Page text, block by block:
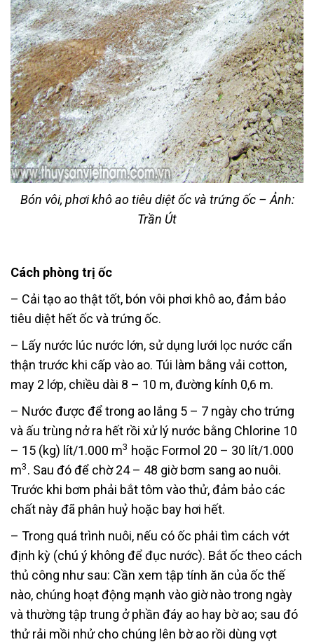
Bón vôi, phơi khô ao tiêu diệt ốc và trứng ốc – Ảnh:
Trần Út
Cách phòng trị ốc
– Cải tạo ao thật tốt, bón vôi phơi khô ao, đảm bảo
tiêu diệt hết ốc và trứng ốc.
– Lấy nước lúc nước lớn, sử dụng lưới lọc nước cẩn
thận trước khi cấp vào ao. Túi làm bằng vải cotton,
may 2 lớp, chiều dài 8 – 10 m, đường kính 0,6 m.
– Nước được để trong ao lắng 5 – 7 ngày cho trứng
và ấu trùng nở ra hết rồi xử lý nước bằng Chlorine 10
– 15 (kg) lít/1.000 m3 hoặc Formol 20 – 30 lít/1.000
m3. Sau đó để chờ 24 – 48 giờ bơm sang ao nuôi.
Trước khi bơm phải bắt tôm vào thử, đảm bảo các
chất này đã phân huỷ hoặc bay hơi hết.
– Trong quá trình nuôi, nếu có ốc phải tìm cách vớt
định kỳ (chú ý không để đục nước). Bắt ốc theo cách
thủ công như sau: Cần xem tập tính ăn của ốc thế
nào, chúng hoạt động mạnh vào giờ nào trong ngày
và thường tập trung ở phần đáy ao hay bờ ao; sau đó
thử rải mồi nhử cho chúng lên bờ ao rồi dùng vợt